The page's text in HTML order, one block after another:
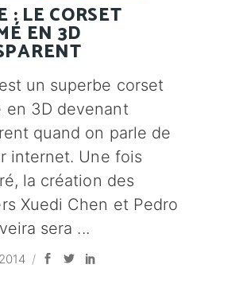
: LE CORSET
EN 3D
un superbe corset
en 3D devenant
quand on parle de
internet. Une fois
la création des
Xuedi Chen et Pedro
sera